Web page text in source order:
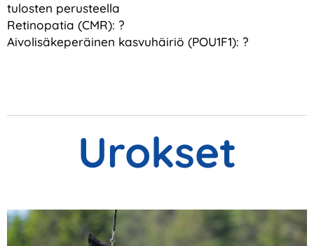
tulosten perusteella
Retinopatia (CMR): ?
Aivolisäkeperäinen kasvuhäiriö (POU1F1): ?
Urokset